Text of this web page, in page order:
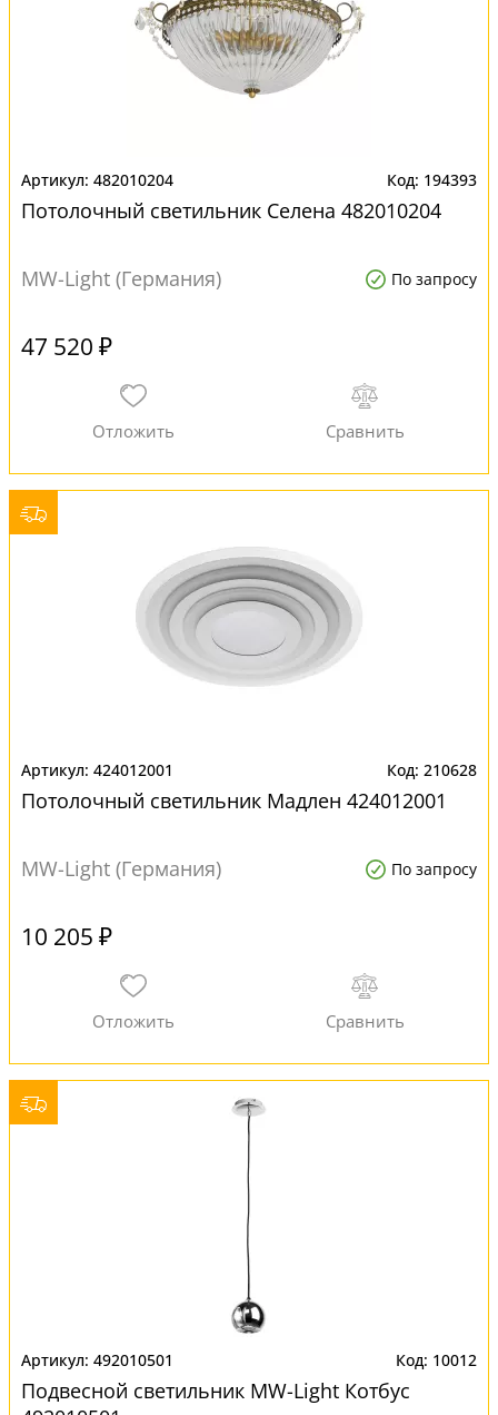
482010204 194393
Потолочный светильник Селена 482010204
MW-Light (Германия) По запросу
47 520 ₽
424012001 210628
Потолочный светильник Мадлен 424012001
MW-Light (Германия) По запросу
10 205 ₽
492010501 10012
Подвесной светильник MW-Light Котбус